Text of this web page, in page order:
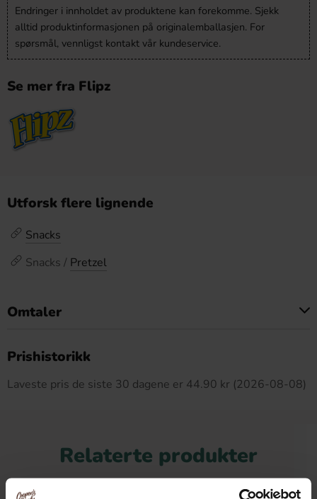
Endringer i innholdet av produktene kan forekomme. Sjekk
alltid produktinformasjonen på originalemballasjen. For
spørsmål, vennligst kontakt vår kundeservice.
Se mer fra Flipz
Utforsk flere lignende
Snacks
Snacks / Pretzel
Omtaler
Prishistorikk
Laveste pris de siste 30 dagene er 44.90 kr (2026-08-08)
Relaterte produkter